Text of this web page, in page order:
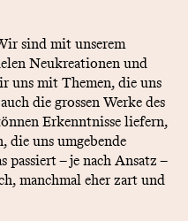
sind mit unserem
Neukreationen und
uns mit Themen, die uns
die grossen Werke des
Erkenntnisse liefern,
die uns umgebende
passiert – je nach Ansatz –
manchmal eher zart und